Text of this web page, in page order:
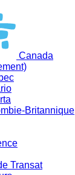
Canada
Britannique
Transat